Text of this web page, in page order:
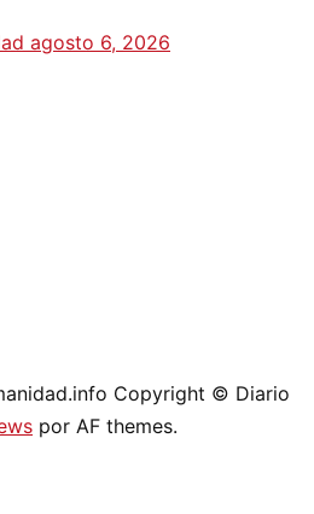
agosto 6, 2026
Copyright © Diario
por AF themes.